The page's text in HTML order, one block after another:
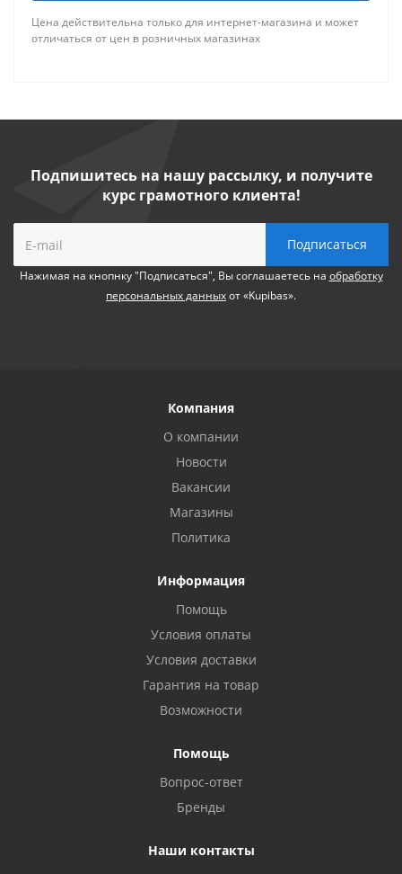
Цена действительна только для интернет-магазина и может
отличаться от цен в розничных магазинах
Подпишитесь на нашу рассылку, и получите
курс грамотного клиента!
Нажимая на кнопнку "Подписаться", Вы соглашаетесь на обработку
персональных данныхот «Kupibas».
Компания
О компании
Новости
Вакансии
Магазины
Политика
Информация
Помощь
Условия оплаты
Условия доставки
Гарантия на товар
Возможности
Помощь
Вопрос-ответ
Бренды
Наши контакты